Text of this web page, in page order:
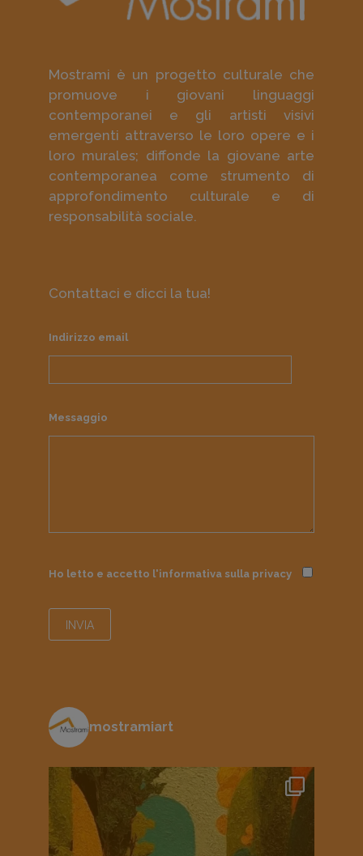
Mostrami è un progetto culturale che
promuove i giovani linguaggi
contemporanei e gli artisti visivi
emergenti attraverso le loro opere e i
loro murales; diffonde la giovane arte
contemporanea come strumento di
approfondimento culturale e di
responsabilità sociale.
Contattaci e dicci la tua!
Indirizzo email
Messaggio
Ho letto e accetto l'informativa sulla privacy
mostramiart